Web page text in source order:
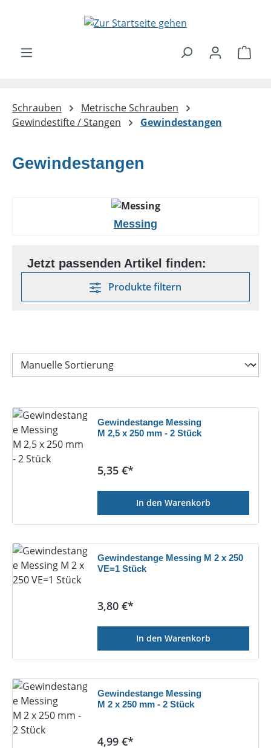
Zum Hauptinhalt springen
Schrauben
Metrische Schrauben
Gewindestifte / Stangen
Gewindestangen
Gewindestangen
Messing
Produkte filtern
Gewindestange Messing
M 2,5 x 250 mm - 2 Stück
Regulärer Preis:
5,35 €*
In den Warenkorb
Gewindestange Messing M 2 x 250
VE=1 Stück
Regulärer Preis:
3,80 €*
In den Warenkorb
Gewindestange Messing
M 2 x 250 mm - 2 Stück
Regulärer Preis:
4,99 €*